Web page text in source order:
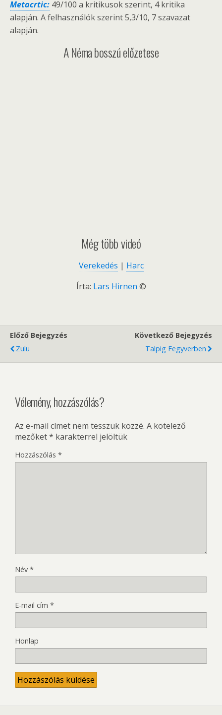
Metacrtic: 49/100 a kritikusok szerint, 4 kritika
alapján. A felhasználók szerint 5,3/10, 7 szavazat
alapján.
A Néma bosszú előzetese
Még több videó
Verekedés | Harc
Írta: Lars Hirnen ©
Előző Bejegyzés
Zulu
Következő Bejegyzés
Talpig Fegyverben
Vélemény, hozzászólás?
Az e-mail címet nem tesszük közzé. A kötelező
mezőket* karakterrel jelöltük
Hozzászólás *
Név *
E-mail cím *
Honlap